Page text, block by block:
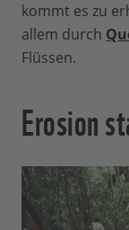
kommt es zu
allem durch
Flüssen.
Erosion